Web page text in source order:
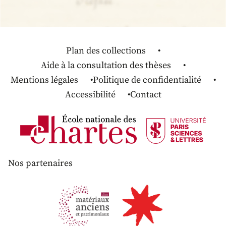
Plan des collections
Aide à la consultation des thèses
Mentions légales
Politique de confidentialité
Accessibilité
Contact
Nos partenaires